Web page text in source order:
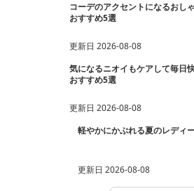
コーデのアクセントになるおし
おすすめ5選
更新日 2026-08-08
気になるニオイもケアして毎日
おすすめ5選
更新日 2026-08-08
軽やかにかぶれる夏のレディ
更新日2026-08-08